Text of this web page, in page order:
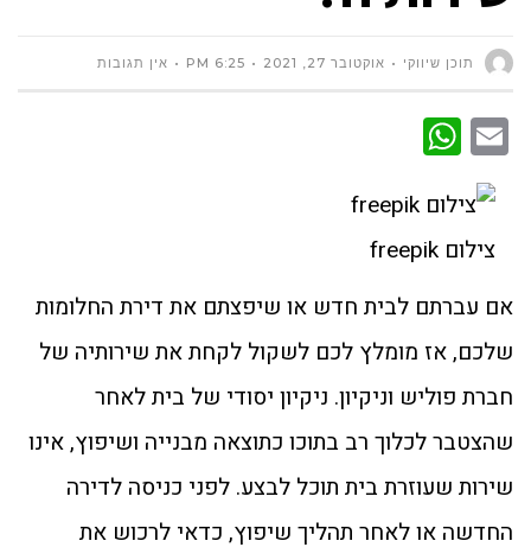
תוכן שיווקי אוקטובר 27, 2021 6:25 PM אין תגובות
Email
צילום freepik
אם עברתם לבית חדש או שיפצתם את דירת החלומות
שלכם, אז מומלץ לכם לשקול לקחת את שירותיה של
חברת פוליש וניקיון. ניקיון יסודי של בית לאחר
שהצטבר לכלוך רב בתוכו כתוצאה מבנייה ושיפוץ, אינו
שירות שעוזרת בית תוכל לבצע. לפני כניסה לדירה
החדשה או לאחר תהליך שיפוץ, כדאי לרכוש את